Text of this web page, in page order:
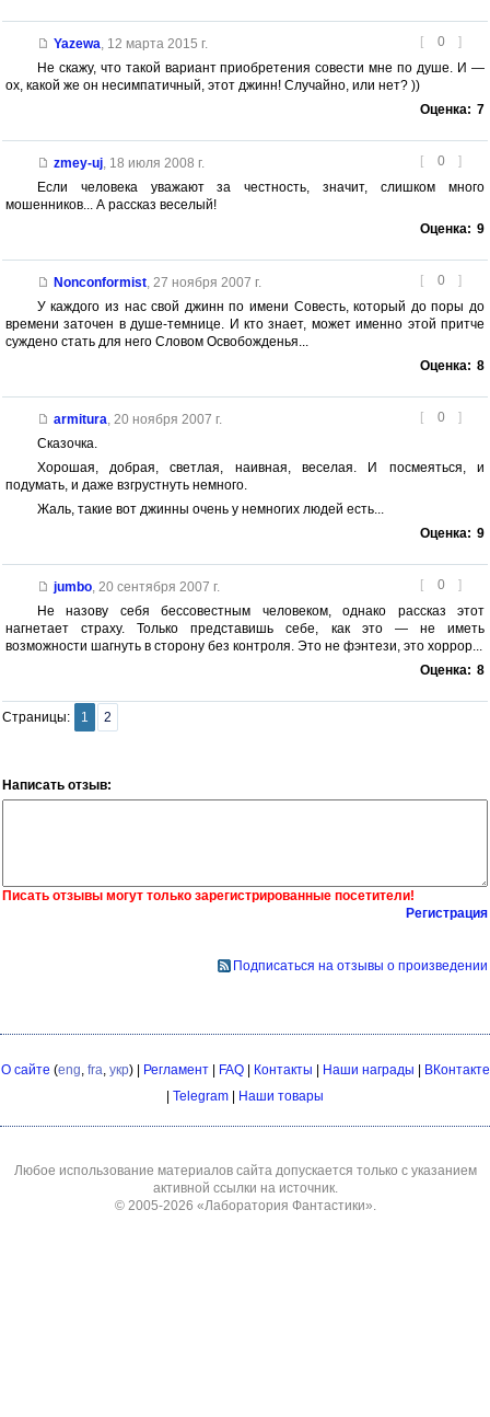
[ 0 ]
Yazewa, 12 марта 2015 г.
Не скажу, что такой вариант приобретения совести мне по душе. И —
ох, какой же он несимпатичный, этот джинн! Случайно, или нет? ))
Оценка: 7
[ 0 ]
zmey-uj, 18 июля 2008 г.
Если человека уважают за честность, значит, слишком много
мошенников... А рассказ веселый!
Оценка: 9
[ 0 ]
Nonconformist, 27 ноября 2007 г.
У каждого из нас свой джинн по имени Совесть, который до поры до
времени заточен в душе-темнице. И кто знает, может именно этой притче
суждено стать для него Словом Освобожденья...
Оценка: 8
[ 0 ]
armitura, 20 ноября 2007 г.
Сказочка.
Хорошая, добрая, светлая, наивная, веселая. И посмеяться, и
подумать, и даже взгрустнуть немного.
Жаль, такие вот джинны очень у немногих людей есть...
Оценка: 9
[ 0 ]
jumbo, 20 сентября 2007 г.
Не назову себя бессовестным человеком, однако рассказ этот
нагнетает страху. Только представишь себе, как это — не иметь
возможности шагнуть в сторону без контроля. Это не фэнтези, это хоррор...
Оценка: 8
Страницы: 1 2
Написать отзыв:
Писать отзывы могут только зарегистрированные посетители!
Регистрация
Подписаться на отзывы о произведении
О сайте (eng, fra, укр) | Регламент| FAQ| Контакты Наши награды
ВКонтакте
Telegram Наши товары
Любое использование материалов сайта допускается только с указанием
активной ссылки на источник.
© 2005-2026 «Лаборатория Фантастики».